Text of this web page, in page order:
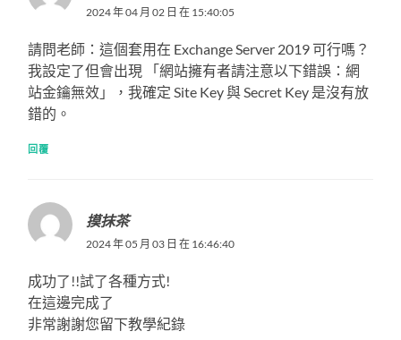
2024 年 04 月 02 日 在 15:40:05
請問老師：這個套用在 Exchange Server 2019 可行嗎？
我設定了但會出現 「網站擁有者請注意以下錯誤：網
站金鑰無效」，我確定 Site Key 與 Secret Key 是沒有放
錯的。
回覆
摸抹茶
2024 年 05 月 03 日 在 16:46:40
成功了!!試了各種方式!
在這邊完成了
非常謝謝您留下教學紀錄